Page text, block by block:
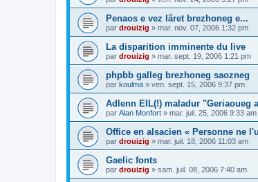
Penaos e vez lâret brezhoneg e...
par drouizig » mar. nov. 07, 2006 1:32 pm
La disparition imminente du live
par drouizig » mar. sept. 19, 2006 1:21 pm
phpbb galleg brezhoneg saozneg
par koulma » ven. sept. 15, 2006 9:37 pm
Adlenn EIL(!) maladur "Geriaoueg
par Alan Monfort » mar. juil. 25, 2006 9:33 am
Office en alsacien « Personne ne
par drouizig » mar. juil. 18, 2006 11:03 am
Gaelic fonts
par drouizig » sam. juil. 08, 2006 7:40 am